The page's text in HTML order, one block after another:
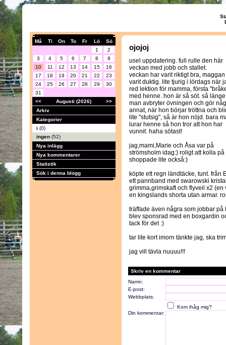
Må Ti On To Fr Lö
Sö
1
2
3
4 5 6 7 8
9
10
11 12 13 14 15
16
17
18 19 20 21 22
23
24
25 26 27 28 29
30
31
<<
Augusti (2026)
>>
Arkiv
Kategorier
i (0)
ingen (52)
Nya inlägg
Nya kommentarer
Statistik
Sök i denna blogg
ojojoj
usel uppdatering. full rulle den här
veckan med jobb och stallet.
veckan har varit riktigt bra, maggan
varit duktig. lite tjurig i lördags när
red lektion för mamma, första
med henne. hon är så söt. så länge
man avbryter övningen och gör
annat, när hon börjar tröttna och
lite "stutsig", så är hon nöjd. bara
lurar henne så hon tror att hon har
vunnit. haha sötast!
jag,mami,Marie och Åsa var på
strömsholm idag:) roligt att kolla
shoppade lite också:)
köpte ett regn ländtäcke, tunt. från
ett pannband med swarowski
grimma,grimskaft och flyveil x2 (en
en kingslands shorta utan armar.
träffade även några som jobbar på
blev sponsrad med en boxgardin
tack för det :)
tar lite kort imorn tänkte jag, ska
jag vill tävla nuuuu!!!
Skriv en kommentar
Namn:
E-post:
Webbplats:
Kom ihåg mig?
Din kommentar: